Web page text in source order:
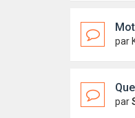
par
par